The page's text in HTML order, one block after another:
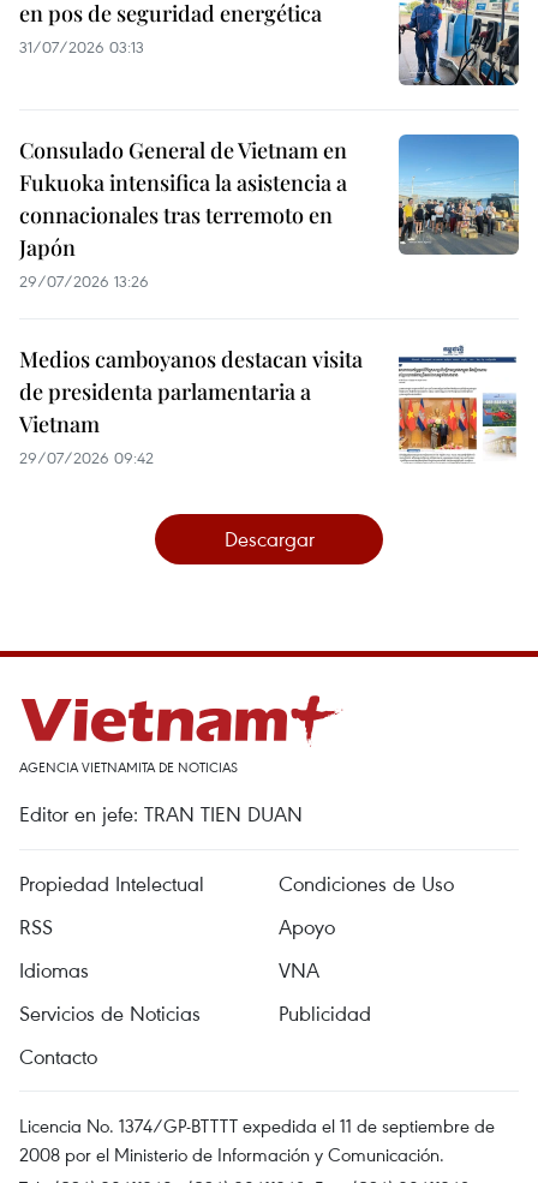
en pos de seguridad energética
31/07/2026 03:13
Consulado General de Vietnam en
Fukuoka intensifica la asistencia a
connacionales tras terremoto en
Japón
29/07/2026 13:26
Medios camboyanos destacan visita
de presidenta parlamentaria a
Vietnam
29/07/2026 09:42
Descargar
AGENCIA VIETNAMITA DE NOTICIAS
Editor en jefe: TRAN TIEN DUAN
Propiedad Intelectual
Condiciones de Uso
RSS
Apoyo
Idiomas
VNA
Servicios de Noticias
Publicidad
Contacto
Licencia No. 1374/GP-BTTTT expedida el 11 de septiembre de
2008 por el Ministerio de Información y Comunicación.